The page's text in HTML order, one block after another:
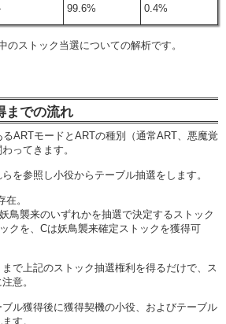
99.6% 0.4%
のストック当選についての解析です。
までの流れ
ARTモードとARTの種別（通常ART、悪魔覚
ってきます。
を参照し小役からテーブル抽選をします。
。
鳥襲来のいずれかを抽選で決定するストック
クを、Cは妖鳥襲来確定ストックを獲得可
で上記のストック抽選権利を得るだけで、ス
意。
ル獲得後に獲得契機の小役、およびテーブル
す。